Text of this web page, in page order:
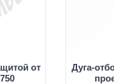
от
Дуга-